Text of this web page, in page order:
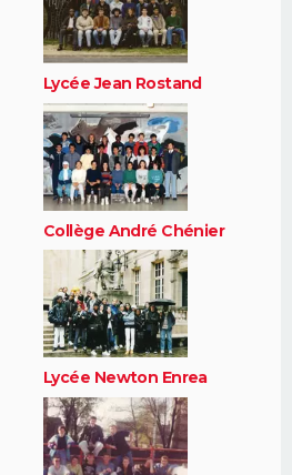
Lycée Jean Rostand
Collège André Chénier
Lycée Newton Enrea